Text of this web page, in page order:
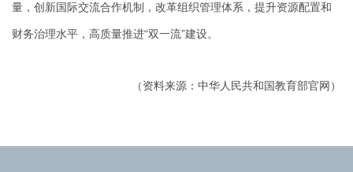
量，创新国际交流合作机制，改革组织管理体系，提升资源配置和
财务治理水平，高质量推进“双一流”建设。
（资料来源：中华人民共和国教育部官网）